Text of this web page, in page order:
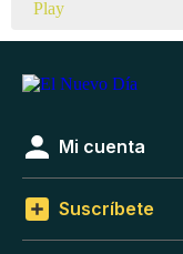
Mi cuenta
Suscríbete